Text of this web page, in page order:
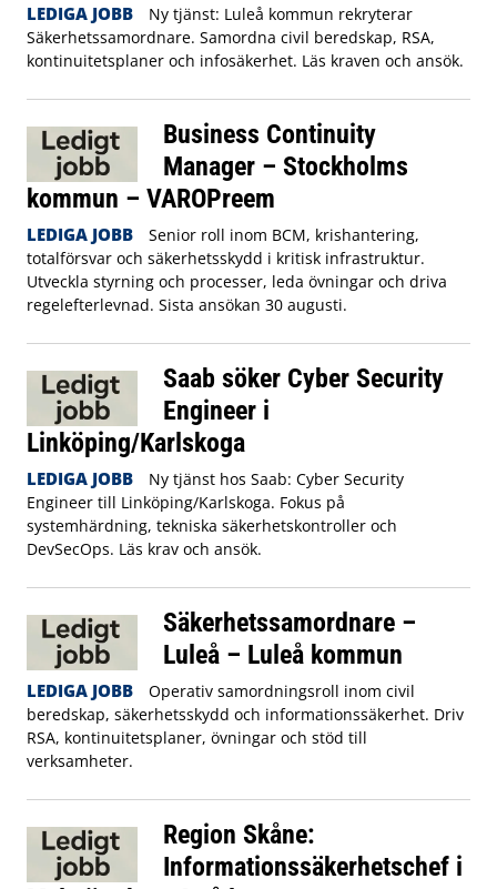
LEDIGA JOBB
Ny tjänst: Luleå kommun rekryterar
Säkerhetssamordnare. Samordna civil beredskap, RSA,
kontinuitetsplaner och infosäkerhet. Läs kraven och ansök.
Business Continuity
Manager – Stockholms
kommun – VAROPreem
LEDIGA JOBB
Senior roll inom BCM, krishantering,
totalförsvar och säkerhetsskydd i kritisk infrastruktur.
Utveckla styrning och processer, leda övningar och driva
regelefterlevnad. Sista ansökan 30 augusti.
Saab söker Cyber Security
Engineer i
Linköping/Karlskoga
LEDIGA JOBB
Ny tjänst hos Saab: Cyber Security
Engineer till Linköping/Karlskoga. Fokus på
systemhärdning, tekniska säkerhetskontroller och
DevSecOps. Läs krav och ansök.
Säkerhetssamordnare –
Luleå – Luleå kommun
LEDIGA JOBB
Operativ samordningsroll inom civil
beredskap, säkerhetsskydd och informationssäkerhet. Driv
RSA, kontinuitetsplaner, övningar och stöd till
verksamheter.
Region Skåne:
Informationssäkerhetschef i